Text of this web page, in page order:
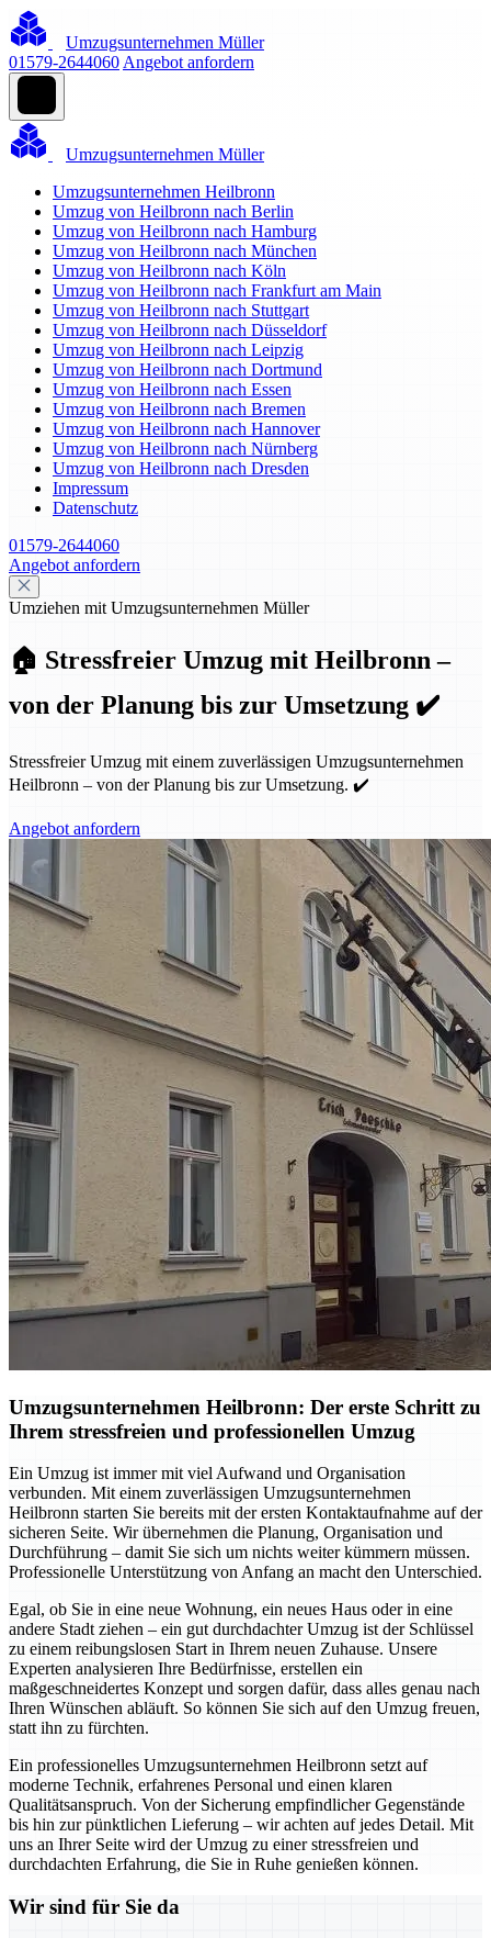
Umzugsunternehmen Müller
01579-2644060 Angebot anfordern
Umzugsunternehmen Müller
Umzugsunternehmen Heilbronn
Umzug von Heilbronn nach Berlin
Umzug von Heilbronn nach Hamburg
Umzug von Heilbronn nach München
Umzug von Heilbronn nach Köln
Umzug von Heilbronn nach Frankfurt am Main
Umzug von Heilbronn nach Stuttgart
Umzug von Heilbronn nach Düsseldorf
Umzug von Heilbronn nach Leipzig
Umzug von Heilbronn nach Dortmund
Umzug von Heilbronn nach Essen
Umzug von Heilbronn nach Bremen
Umzug von Heilbronn nach Hannover
Umzug von Heilbronn nach Nürnberg
Umzug von Heilbronn nach Dresden
Impressum
Datenschutz
01579-2644060
Angebot anfordern
Umziehen mit Umzugsunternehmen Müller
🏠 Stressfreier Umzug mit Heilbronn –
von der Planung bis zur Umsetzung ✔️
Stressfreier Umzug mit einem zuverlässigen Umzugsunternehmen
Heilbronn – von der Planung bis zur Umsetzung. ✔️
Angebot anfordern
Umzugsunternehmen Heilbronn: Der erste Schritt zu
Ihrem stressfreien und professionellen Umzug
Ein Umzug ist immer mit viel Aufwand und Organisation
verbunden. Mit einem zuverlässigen Umzugsunternehmen
Heilbronn starten Sie bereits mit der ersten Kontaktaufnahme auf der
sicheren Seite. Wir übernehmen die Planung, Organisation und
Durchführung – damit Sie sich um nichts weiter kümmern müssen.
Professionelle Unterstützung von Anfang an macht den Unterschied.
Egal, ob Sie in eine neue Wohnung, ein neues Haus oder in eine
andere Stadt ziehen – ein gut durchdachter Umzug ist der Schlüssel
zu einem reibungslosen Start in Ihrem neuen Zuhause. Unsere
Experten analysieren Ihre Bedürfnisse, erstellen ein
maßgeschneidertes Konzept und sorgen dafür, dass alles genau nach
Ihren Wünschen abläuft. So können Sie sich auf den Umzug freuen,
statt ihn zu fürchten.
Ein professionelles Umzugsunternehmen Heilbronn setzt auf
moderne Technik, erfahrenes Personal und einen klaren
Qualitätsanspruch. Von der Sicherung empfindlicher Gegenstände
bis hin zur pünktlichen Lieferung – wir achten auf jedes Detail. Mit
uns an Ihrer Seite wird der Umzug zu einer stressfreien und
durchdachten Erfahrung, die Sie in Ruhe genießen können.
Wir sind für Sie da